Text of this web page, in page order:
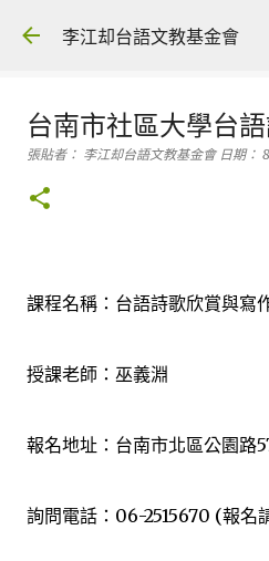
跳到主要
李江却台語文教基金會
台南市社區大學台
張貼者： 李江却台語文教基金會 日期：
課程名稱：台語詩歌欣賞與寫
授課老師：巫義淵
報名地址：台南市北區公園路
詢問電話：06-2515670 (報名